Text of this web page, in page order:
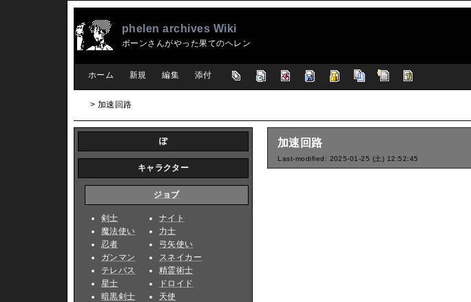
phelen archives Wiki
ポーンさんがやった果てのヘレン
ホーム 新規 編集 添付
> 加速回路
加速回路
Last-modified: 2025-01-25 (土) 12:52:45
ぽ
キャラクター
ジョブ
剣士
魔法使い
忍者
ガンマン
テレパス
星士
暗黒剣士
ナイト
力士
弓矢使い
スネイカー
精霊術士
ドロイド
天使